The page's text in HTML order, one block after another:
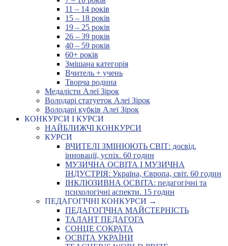
11 – 14 років
15 – 18 років
19 – 25 років
26 – 39 років
40 – 59 років
60+ років
Змішана категорія
Вчитель + учень
Творча родина
Медалісти Алеї Зірок
Володарі статуеток Алеї Зірок
Володарі кубків Алеї Зірок
КОНКУРСИ І КУРСИ
НАЙБЛИЖЧІ КОНКУРСИ
КУРСИ
ВЧИТЕЛІ ЗМІНЮЮТЬ СВІТ: досвід,
інновації, успіх. 60 годин
МУЗИЧНА ОСВІТА І МУЗИЧНА
ІНДУСТРІЯ: Україна, Європа, світ. 60 годин
ІНКЛЮЗИВНА ОСВІТА: педагогічні та
психологічні аспекти. 15 годин
ПЕДАГОГІЧНІ КОНКУРСИ →
ПЕДАГОГІЧНА МАЙСТЕРНІСТЬ
ТАЛАНТ ПЕДАГОГА
СОНЦЕ СОКРАТА
ОСВІТА УКРАЇНИ